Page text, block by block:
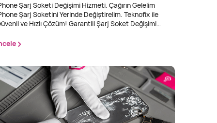
Şarj Soketi Değişimi Hizmeti. Çağırın Gelelim
Şarj Soketini Yerinde Değiştirelim. Teknofix ile
ve Hızlı Çözüm! Garantili Şarj Soket Değişimi
Şarj Soket Değişimi Hizmeti.